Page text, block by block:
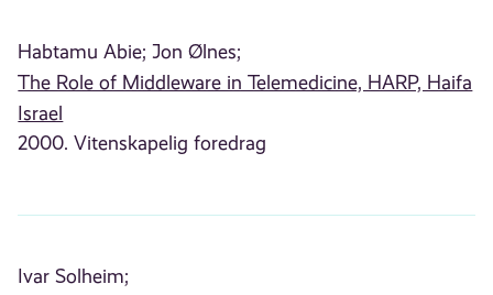
Habtamu Abie; Jon Ølnes;
The Role of Middleware in Telemedicine, HARP, Haifa
Israel
2000. Vitenskapelig foredrag
Ivar Solheim;